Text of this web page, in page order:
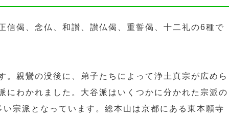
信偈、念仏、和讃、讃仏偈、重誓偈、十二礼の6種で
。親鸞の没後に、弟子たちによって浄土真宗が広めら
にわかれました。大谷派はいくつかに分かれた宗派の
宗派となっています。総本山は京都にある東本願寺